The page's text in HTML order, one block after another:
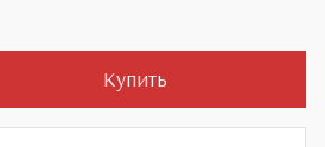
Купить